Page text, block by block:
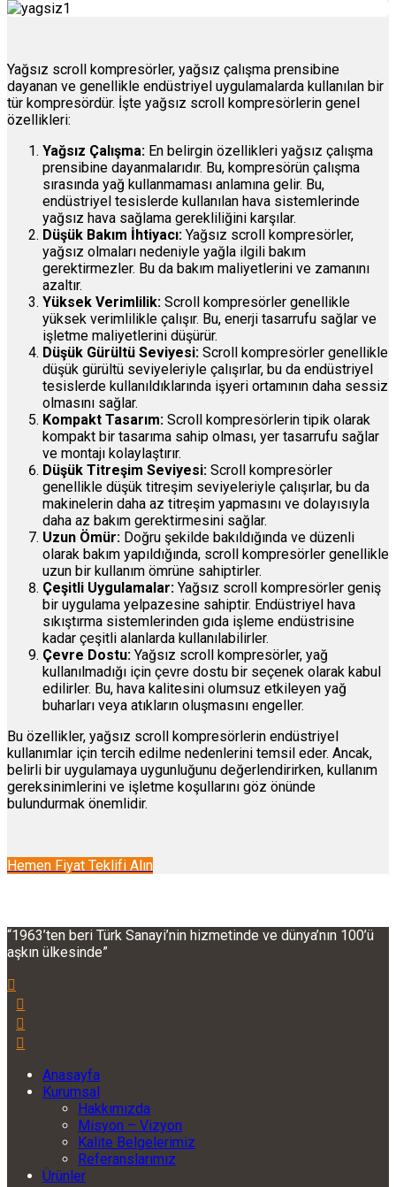
Yağsız scroll kompresörler, yağsız çalışma prensibine
dayanan ve genellikle endüstriyel uygulamalarda kullanılan bir
tür kompresördür. İşte yağsız scroll kompresörlerin genel
özellikleri:
Yağsız Çalışma: En belirgin özellikleri yağsız çalışma
prensibine dayanmalarıdır. Bu, kompresörün çalışma
sırasında yağ kullanmaması anlamına gelir. Bu,
endüstriyel tesislerde kullanılan hava sistemlerinde
yağsız hava sağlama gerekliliğini karşılar.
Düşük Bakım İhtiyacı: Yağsız scroll kompresörler,
yağsız olmaları nedeniyle yağla ilgili bakım
gerektirmezler. Bu da bakım maliyetlerini ve zamanını
azaltır.
Yüksek Verimlilik: Scroll kompresörler genellikle
yüksek verimlilikle çalışır. Bu, enerji tasarrufu sağlar ve
işletme maliyetlerini düşürür.
Düşük Gürültü Seviyesi: Scroll kompresörler genellikle
düşük gürültü seviyeleriyle çalışırlar, bu da endüstriyel
tesislerde kullanıldıklarında işyeri ortamının daha sessiz
olmasını sağlar.
Kompakt Tasarım: Scroll kompresörlerin tipik olarak
kompakt bir tasarıma sahip olması, yer tasarrufu sağlar
ve montajı kolaylaştırır.
Düşük Titreşim Seviyesi: Scroll kompresörler
genellikle düşük titreşim seviyeleriyle çalışırlar, bu da
makinelerin daha az titreşim yapmasını ve dolayısıyla
daha az bakım gerektirmesini sağlar.
Uzun Ömür: Doğru şekilde bakıldığında ve düzenli
olarak bakım yapıldığında, scroll kompresörler genellikle
uzun bir kullanım ömrüne sahiptirler.
Çeşitli Uygulamalar: Yağsız scroll kompresörler geniş
bir uygulama yelpazesine sahiptir. Endüstriyel hava
sıkıştırma sistemlerinden gıda işleme endüstrisine
kadar çeşitli alanlarda kullanılabilirler.
Çevre Dostu: Yağsız scroll kompresörler, yağ
kullanılmadığı için çevre dostu bir seçenek olarak kabul
edilirler. Bu, hava kalitesini olumsuz etkileyen yağ
buharları veya atıkların oluşmasını engeller.
Bu özellikler, yağsız scroll kompresörlerin endüstriyel
kullanımlar için tercih edilme nedenlerini temsil eder. Ancak,
belirli bir uygulamaya uygunluğunu değerlendirirken, kullanım
gereksinimlerini ve işletme koşullarını göz önünde
bulundurmak önemlidir.
Hemen Fiyat Teklifi Alın
“1963’ten beri Türk Sanayi’nin hizmetinde ve dünya’nın 100’ü
aşkın ülkesinde”
Anasayfa
Kurumsal
Hakkımızda
Misyon – Vizyon
Kalite Belgelerimiz
Referanslarımız
Ürünler